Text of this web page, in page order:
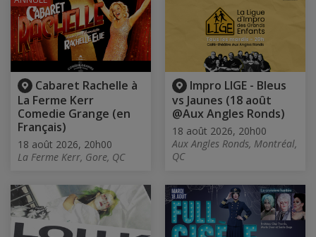
Cabaret Rachelle à
La Ferme Kerr
Comedie Grange (en
Français)
18 août 2026, 20h00
La Ferme Kerr, Gore, QC
Impro LIGE - Bleus
vs Jaunes (18 août
@Aux Angles Ronds)
18 août 2026, 20h00
Aux Angles Ronds, Montréal,
QC